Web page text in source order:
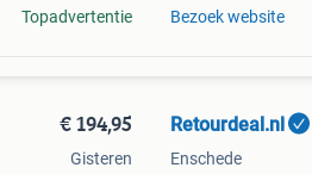
Topadvertentie Bezoek website
€ 194,95
Gisteren
Retourdeal.nl
Enschede